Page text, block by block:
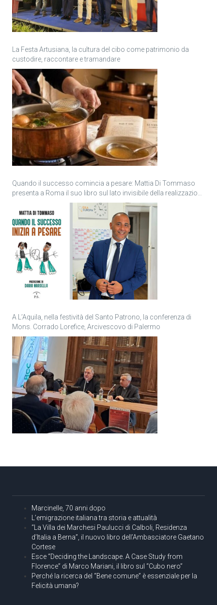
La Festa Artusiana, la cultura del cibo come patrimonio da
custodire, raccontare e tramandare
Quando il successo comincia a pesare: Mattia Di Tommaso
presenta a Roma il suo libro sul lato invisibile della realizzazione
A L’Aquila, nella festività del Santo Patrono, la conferenza di
Mons. Corrado Lorefice, Arcivescovo di Palermo
Marcinelle, 70 anni dopo
L’emigrazione italiana tra storia e attualità
“La Villa dei Marchesi Paulucci di Calboli, Residenza
d’Italia a Berna”, il nuovo libro dell’Ambasciatore Gaetano
Cortese
Esce “Deciding the Landscape. A Case Study from
Florence” di Marco Mariani, il libro sul “Cubo nero”
Perché la ricerca del “Bene comune” è essenziale per la
Felicità umana?